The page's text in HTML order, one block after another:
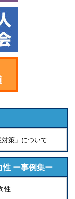
策」について
性 ー事例集ー
性